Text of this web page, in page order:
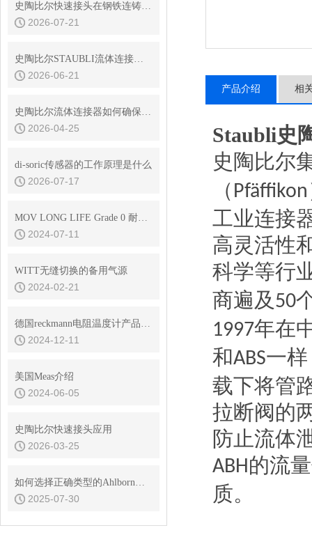
史陶比尔快速接头在钢铁连铸设备结晶器冷却水快换中的耐振动性
2026-07-21
史陶比尔STAUBLI流体连接器的平面阀技术与无滴漏设计
2026-06-21
史陶比尔流体连接器如何确保连接处的密封？
2026-04-25
di-soric传感器的工作原理是什么
2026-07-17
MOV LONG LIFE Grade 0 耐高温 核级耐辐射润滑脂
2024-07-11
WITT无缝切换的备用气源
2024-02-21
德国reckmann电阻温度计产品介绍
2024-12-11
美国Meas介绍
2024-06-05
史陶比尔快速接头应用
2026-03-25
如何选择正确类型的Ahlborn温度传感器？
2025-07-30
产品介绍 相
Staubli史
史陶比尔
（Pfäffikon
工业连接
高灵活性
科学等行
商遍及50
1997年在
和ABS一
载下将管
拉断阀的
防止流体
ABH的流
质。